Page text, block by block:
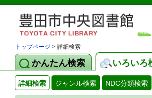
トップページ > 詳細検索
かんたん検索 いろいろ
詳細検索 ジャンル検索 NDC分類検索